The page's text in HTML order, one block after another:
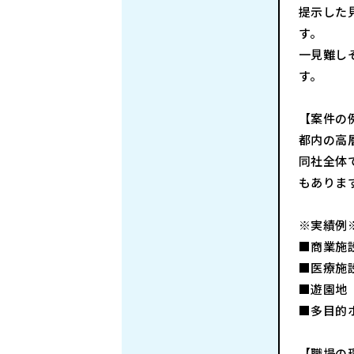
提示した
す。
一見難し
す。
【案件の
都内の高
同社全体
もありま
※実績
■商業施
■医療施
■遊園地
■多目的